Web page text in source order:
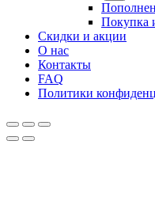
Покупка
Скидки и акции
О нас
Контакты
FAQ
Политики